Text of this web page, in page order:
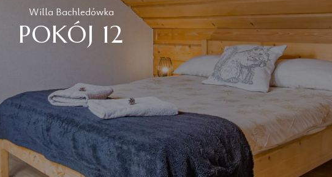
Willa Bachledówka
POKÓJ 12